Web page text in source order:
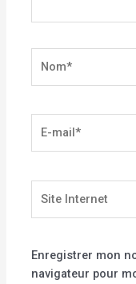
mail*
Internet
Enregistrer mon
navigateur pour